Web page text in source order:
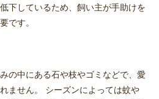
下しているため、飼い主が手助けを
です。
の中にある石や枝やゴミなどで、愛
ません。 シーズンによっては蚊や